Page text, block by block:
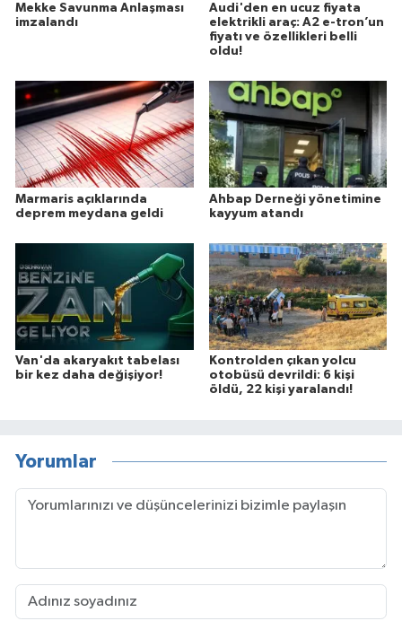
Mekke Savunma Anlaşması
imzalandı
Audi'den en ucuz fiyata
elektrikli araç: A2 e-tron’un
fiyatı ve özellikleri belli
oldu!
Marmaris açıklarında
deprem meydana geldi
Ahbap Derneği yönetimine
kayyum atandı
Van'da akaryakıt tabelası
bir kez daha değişiyor!
Kontrolden çıkan yolcu
otobüsü devrildi: 6 kişi
öldü, 22 kişi yaralandı!
Yorumlar